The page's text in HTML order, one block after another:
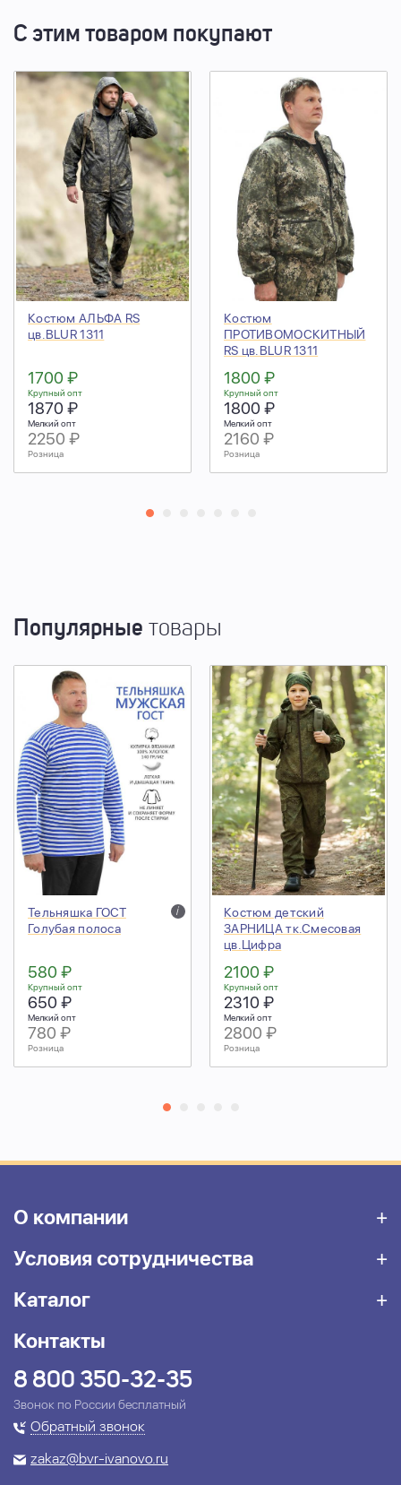
С этим товаром покупают
Костюм АЛЬФА RS
цв.BLUR 1311
1700 ₽
Крупный опт
1870 ₽
Мелкий опт
2250 ₽
Розница
Костюм
ПРОТИВОМОСКИТНЫЙ
RS цв.BLUR 1311
1800 ₽
Крупный опт
1800 ₽
Мелкий опт
2160 ₽
Розница
Популярные товары
Тельняшка ГОСТ
Голубая полоса
i
580 ₽
Крупный опт
650 ₽
Мелкий опт
780 ₽
Розница
Костюм детский
ЗАРНИЦА тк.Смесовая
цв.Цифра
2100 ₽
Крупный опт
2310 ₽
Мелкий опт
2800 ₽
Розница
О компании
Условия сотрудничества
Каталог
Контакты
8 800 350-32-35
Звонок по России бесплатный
Обратный звонок
zakaz@bvr-ivanovo.ru